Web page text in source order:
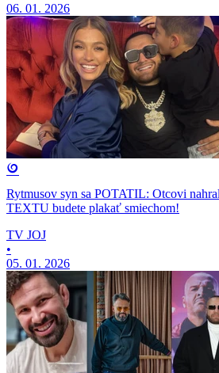
06. 01. 2026
Rytmusov syn sa POTATIL: Otcovi
TEXTU budete plakať smiechom!
TV JOJ
•
05. 01. 2026